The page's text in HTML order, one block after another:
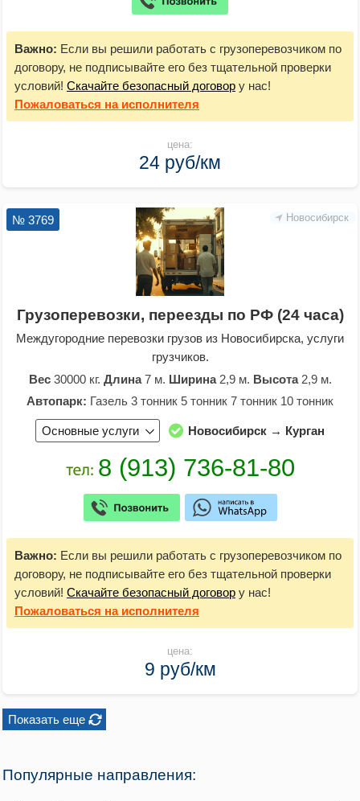
Важно: Если вы решили работать с грузоперевозчиком по
договору, не подписывайте его без тщательной проверки
условий! Скачайте безопасный договор у нас!
Пожаловаться на исполнителя
цена:
24 руб/км
Новосибирск
№ 3769
Грузоперевозки, переезды по РФ (24 часа)
Междугородние перевозки грузов из Новосибирска, услуги
грузчиков.
Вес30000 кг. Длина7 м. Ширина2,9 м. Высота2,9 м.
Автопарк: Газель 3 тонник 5 тонник 7 тонник 10 тонник
Основные услуги Новосибирск → Курган
Важно: Если вы решили работать с грузоперевозчиком по
договору, не подписывайте его без тщательной проверки
условий! Скачайте безопасный договор у нас!
Пожаловаться на исполнителя
цена:
9 руб/км
Показать еще
Популярные направления: